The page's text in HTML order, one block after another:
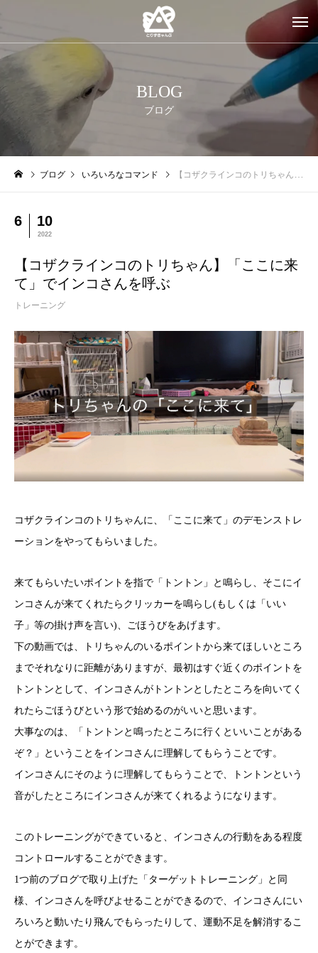
BLOG
ブログ
ブログ いろいろなコマンド 【コザクラインコのトリちゃん】「ここに来て」でインコさんを呼ぶ
6 10
2022
【コザクラインコのトリちゃん】「ここに来
て」でインコさんを呼ぶ
トレーニング
コザクラインコのトリちゃんに、「ここに来て」のデモンストレ
ーションをやってもらいました。
来てもらいたいポイントを指で「トントン」と鳴らし、そこにイ
ンコさんが来てくれたらクリッカーを鳴らし(もしくは「いい
子」等の掛け声を言い)、ごほうびをあげます。
下の動画では、トリちゃんのいるポイントから来てほしいところ
までそれなりに距離がありますが、最初はすぐ近くのポイントを
トントンとして、インコさんがトントンとしたところを向いてく
れたらごほうびという形で始めるのがいいと思います。
大事なのは、「トントンと鳴ったところに行くといいことがある
ぞ？」ということをインコさんに理解してもらうことです。
インコさんにそのように理解してもらうことで、トントンという
音がしたところにインコさんが来てくれるようになります。
このトレーニングができていると、インコさんの行動をある程度
コントロールすることができます。
1つ前のブログで取り上げた「ターゲットトレーニング」と同
様、インコさんを呼びよせることができるので、インコさんにい
ろいろと動いたり飛んでもらったりして、運動不足を解消するこ
とができます。